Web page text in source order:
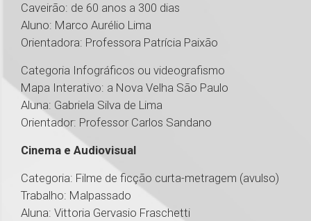
Caveirão: de 60 anos a 300 dias
Aluno: Marco Aurélio Lima
Orientadora: Professora Patrícia Paixão
Categoria Infográficos ou videografismo
Mapa Interativo: a Nova Velha São Paulo
Aluna: Gabriela Silva de Lima
Orientador: Professor Carlos Sandano
Cinema e Audiovisual
Categoria: Filme de ficção curta-metragem (avulso)
Trabalho: Malpassado
Aluna: Vittoria Gervasio Fraschetti